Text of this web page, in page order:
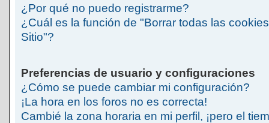
¿Por qué no puedo registrarme?
¿Cuál es la función de "Borrar todas las
Sitio"?
Preferencias de usuario y configuraciones
¿Cómo se puede cambiar mi configuración?
¡La hora en los foros no es correcta!
Cambié la zona horaria en mi perfil, ¡pero el